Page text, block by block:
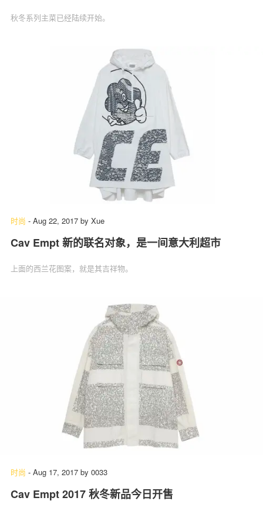
秋冬系列主菜已经陆续开始。
时尚 - Aug 22, 2017 by Xue
Cav Empt 新的联名对象，是一间意大利超市
上面的西兰花图案，就是其吉祥物。
时尚 - Aug 17, 2017 by 0033
Cav Empt 2017 秋冬新品今日开售